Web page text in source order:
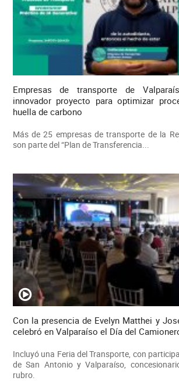
Empresas de transporte de
innovador proyecto para optimizar
huella de carbono
Más de 25 empresas de transporte de la
son parte del “Plan de Transferencia...
Con la presencia de Evelyn Matthei y
celebró en Valparaíso el Día del
Incluyó una Feria del Transporte, con
de San Antonio y Valparaíso,
rubro.